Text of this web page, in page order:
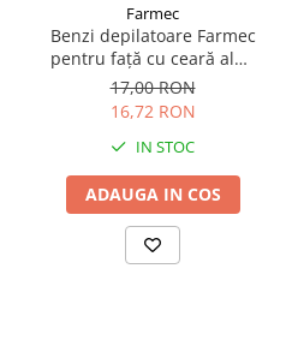
Farmec
Benzi depilatoare Farmec
pentru față cu ceară albă
și argan, 20 bucăți + 2
șervețele
17,00 RON
16,72 RON
IN STOC
ADAUGA IN COS